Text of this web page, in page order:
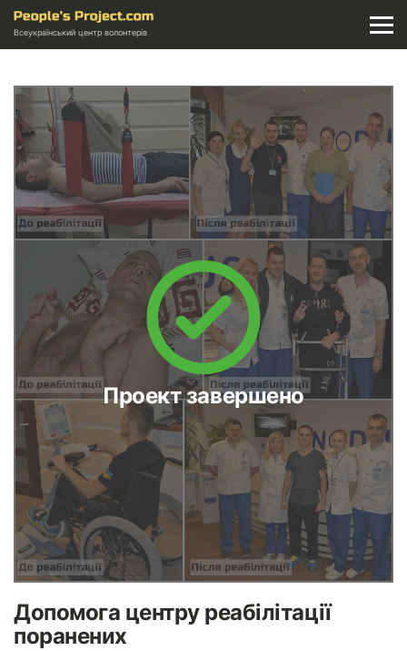
Всеукраїнський центр волонтерів
Проект завершено
Допомога центру реабілітації
поранених